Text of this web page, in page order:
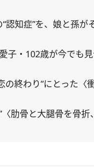
知症”を、娘と孫が
・102歳が今でも
終わり”にとった〈
肋骨と大腿骨を骨